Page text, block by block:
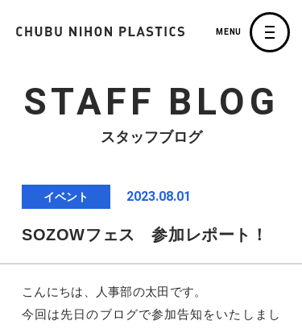
MENU
STAFF BLOG
スタッフブログ
イベント 2023.08.01
SOZOWフェス 参加レポート！
こんにちは、人事部の太田です。
今回は先日のブログで参加告知をいたしまし